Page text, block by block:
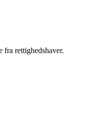
rettighedshaver.